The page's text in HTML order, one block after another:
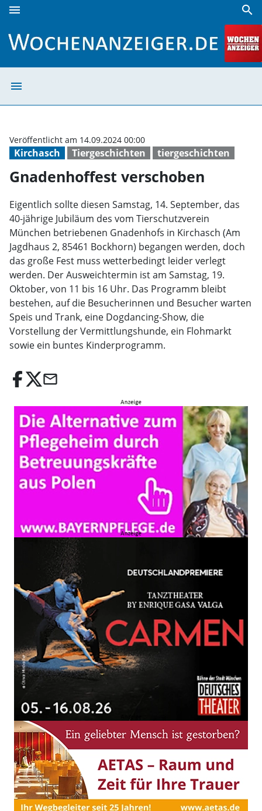
menu search
menu
Kirchasch Tiergeschichten tiergeschichten
Veröffentlicht am 14.09.2024 00:00
Gnadenhoffest verschoben
Eigentlich sollte diesen Samstag, 14. September, das
40-jährige Jubiläum des vom Tierschutzverein
München betriebenen Gnadenhofs in Kirchasch (Am
Jagdhaus 2, 85461 Bockhorn) begangen werden, doch
das große Fest muss wetterbedingt leider verlegt
werden. Der Ausweichtermin ist am Samstag, 19.
Oktober, von 11 bis 16 Uhr. Das Programm bleibt
bestehen, auf die Besucherinnen und Besucher warten
Speis und Trank, eine Dogdancing-Show, die
Vorstellung der Vermittlungshunde, ein Flohmarkt
sowie ein buntes Kinderprogramm.
email